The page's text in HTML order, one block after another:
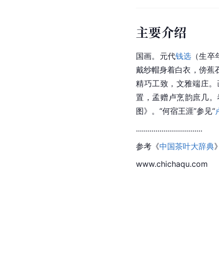
主要介绍
国画。元代钱选 （生
戴纱帽身着白衣，傍蕉
精巧工致，文雅端庄
置，孟赠卢烹韵庶几
图》。“何宿王涯”参见“
..................................
参考《中国茶叶大辞典
www.chichaqu.com